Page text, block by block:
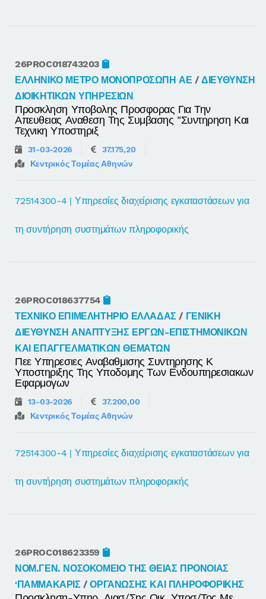
26PROC018743203
ΕΛΛΗΝΙΚΟ ΜΕΤΡΟ ΜΟΝΟΠΡΟΣΩΠΗ ΑΕ /ΔΙΕΥΘΥΝΣΗ
ΔΙΟΙΚΗΤΙΚΩΝ ΥΠΗΡΕΣΙΩΝ
Προσκληση Υποβολης Προσφορας Για Την
Απευθειας Αναθεση Της Συμβασης "συντηρηση Και
Τεχνικη Υποστηριξ
31-03-2026
37.175,20
Κεντρικός Τομέας Αθηνών
72514300-4 | Υπηρεσίες διαχείρισης εγκαταστάσεων για
τη συντήρηση συστημάτων πληροφορικής
26PROC018637754
ΤΕΧΝΙΚΟ ΕΠΙΜΕΛΗΤΗΡΙΟ ΕΛΛΑΔΑΣ/ ΓΕΝΙΚΗ
ΔΙΕΥΘΥΝΣΗ ΑΝΑΠΤΥΞΗΣ ΕΡΓΩΝ-ΕΠΙΣΤΗΜΟΝΙΚΩΝ
ΚΑΙ ΕΠΑΓΓΕΛΜΑΤΙΚΩΝ ΘΕΜΑΤΩΝ
Πεε Υπηρεσιες Αναβαθμισης Συντηρησης Κ
Υποστηριξης Της Υποδομης Των Ενδουπηρεσιακων
Εφαρμογων
13-03-2026
37.200,00
Κεντρικός Τομέας Αθηνών
72514300-4 | Υπηρεσίες διαχείρισης εγκαταστάσεων για
τη συντήρηση συστημάτων πληροφορικής
26PROC018623359
ΝΟΜ.ΓΕΝ. ΝΟΣΟΚΟΜΕΙΟ ΤΗΣ ΘΕΙΑΣ ΠΡΟΝΟΙΑΣ
'ΠΑΜΜΑΚΑΡΙΣ/ΟΡΓΑΝΩΣΗΣ ΚΑΙ ΠΛΗΡΟΦΟΡΙΚΗΣ